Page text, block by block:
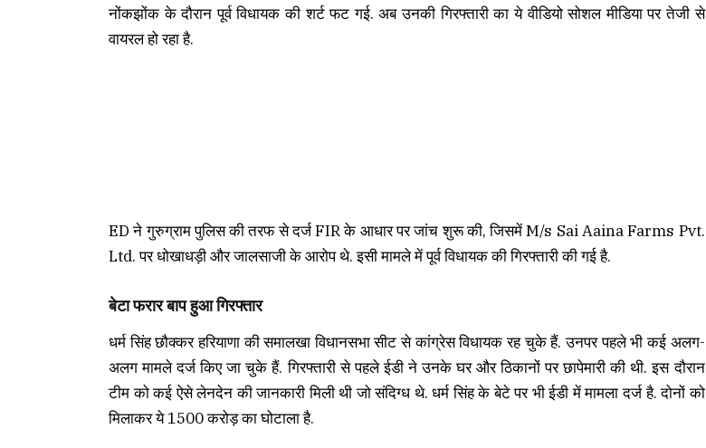
नोंकझोंक के दौरान पूर्व विधायक की शर्ट फट गई. अब उनकी गिरफ्तारी का ये वीडियो सोशल मीडिया पर तेजी से
वायरल हो रहा है.
ED ने गुरुग्राम पुलिस की तरफ से दर्ज FIR के आधार पर जांच शुरू की, जिसमें M/s Sai Aaina Farms Pvt.
Ltd. पर धोखाधड़ी और जालसाजी के आरोप थे. इसी मामले में पूर्व विधायक की गिरफ्तारी की गई है.
बेटा फरार बाप हुआ गिरफ्तार
धर्म सिंह छौक्कर हरियाणा की समालखा विधानसभा सीट से कांग्रेस विधायक रह चुके हैं. उनपर पहले भी कई अलग-
अलग मामले दर्ज किए जा चुके हैं. गिरफ्तारी से पहले ईडी ने उनके घर और ठिकानों पर छापेमारी की थी. इस दौरान
टीम को कई ऐसे लेनदेन की जानकारी मिली थी जो संदिग्ध थे. धर्म सिंह के बेटे पर भी ईडी में मामला दर्ज है. दोनों को
मिलाकर ये 1500 करोड़ का घोटाला है.